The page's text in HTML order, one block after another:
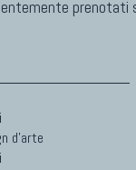
prenotati
d'arte